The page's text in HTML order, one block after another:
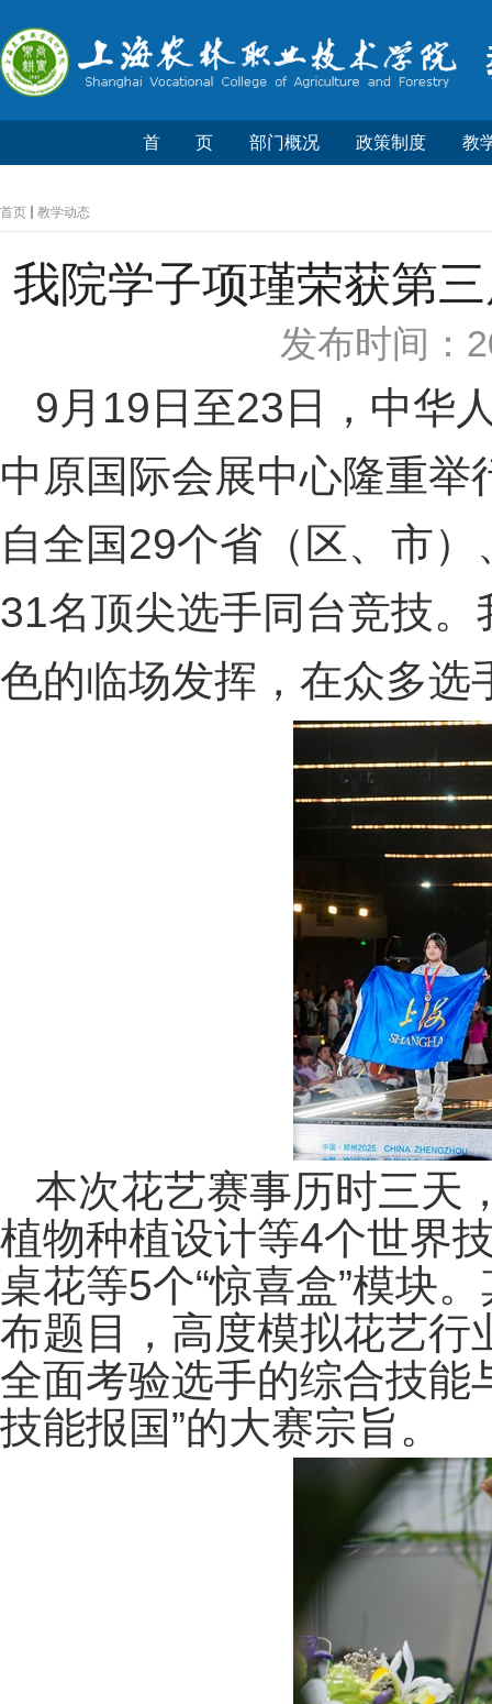
首 页 部门概况 政策制度 教
首页 教学动态
我院学子项瑾荣获第
发布时间：
9月19日至23日，中华
中原国际会展中心隆重
自全国29个省（区、市
31名顶尖选手同台竞技
色的临场发挥，在众多选
本次花艺赛事历时三天
植物种植设计等4个世界
桌花等5个“惊喜盒”模块
布题目，高度模拟花艺行
全面考验选手的综合技能
技能报国”的大赛宗旨。